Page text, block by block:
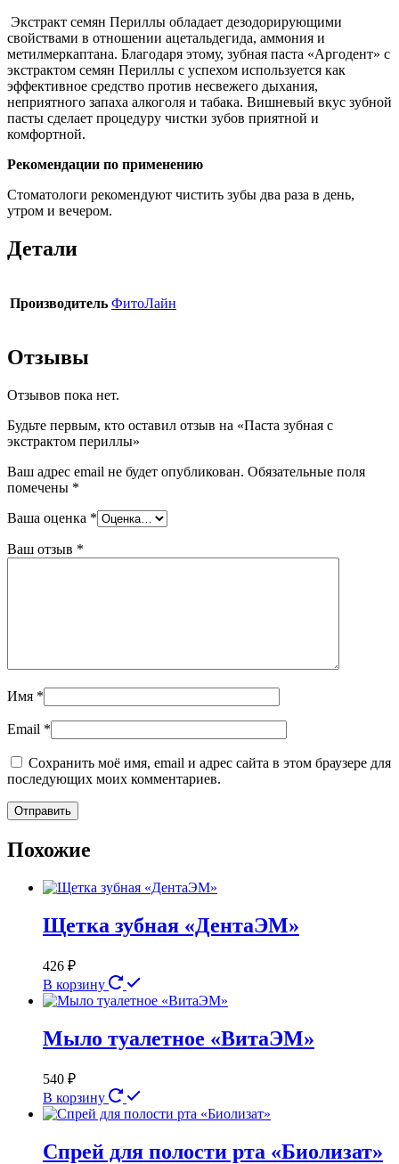
Экстракт семян Периллы обладает дезодорирующими
свойствами в отношении ацетальдегида, аммония и
метилмеркаптана. Благодаря этому, зубная паста «Аргодент» с
экстрактом семян Периллы с успехом используется как
эффективное средство против несвежего дыхания,
неприятного запаха алкоголя и табака. Вишневый вкус зубной
пасты сделает процедуру чистки зубов приятной и
комфортной.
Рекомендации по применению
Стоматологи рекомендуют чистить зубы два раза в день,
утром и вечером.
Детали
Производитель ФитоЛайн
Отзывы
Отзывов пока нет.
Будьте первым, кто оставил отзыв на «Паста зубная с
экстрактом периллы»
Ваш адрес email не будет опубликован. Обязательные поля
помечены *
Ваша оценка *
Ваш отзыв *
Имя *
Email *
Сохранить моё имя, email и адрес сайта в этом браузере для
последующих моих комментариев.
Похожие
Щетка зубная «ДентаЭМ»
426 ₽
В корзину
Мыло туалетное «ВитаЭМ»
540 ₽
В корзину
Спрей для полости рта «Биолизат»